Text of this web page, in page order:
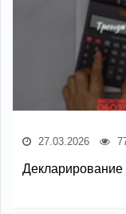
27.03.2026
Декларирование